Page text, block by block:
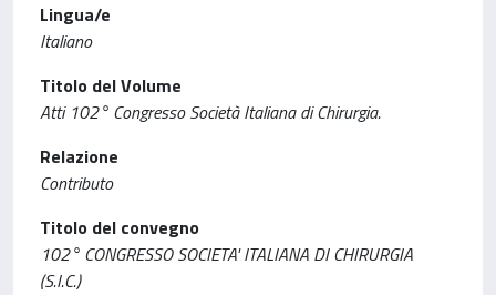
Lingua/e
Italiano
Titolo del Volume
Atti 102° Congresso Società Italiana di Chirurgia.
Relazione
Contributo
Titolo del convegno
102° CONGRESSO SOCIETA' ITALIANA DI CHIRURGIA
(S.I.C.)